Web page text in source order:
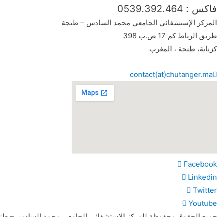
فاكس : 0539.392.464
المركز الإستشفائي الجامعي محمد السادس – طنجة
طريق الرباط كم 17 ص.ب 398
كزناية، طنجة ، المغرب
contact(at)chutanger.ma
Facebook
Linkedin
Twitter
Youtube